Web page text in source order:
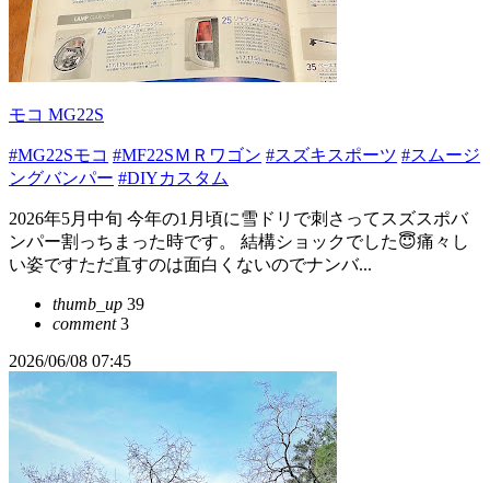
モコ MG22S
#MG22Sモコ #MF22SＭＲワゴン #スズキスポーツ #スムージ
ングバンパー #DIYカスタム
2026年5月中旬 今年の1月頃に雪ドリで刺さってスズスポバ
ンパー割っちまった時です。 結構ショックでした😇痛々し
い姿ですただ直すのは面白くないのでナンバ...
thumb_up 39
comment3
2026/06/08 07:45